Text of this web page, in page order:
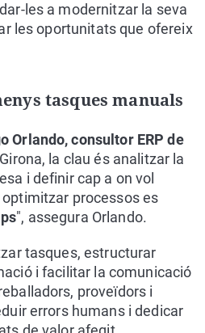
les a modernitzar la seva
les oportunitats que ofereix
tasques manuals
Orlando, consultor ERP de
la clau és analitzar la
i definir cap a on vol
processos es
", assegura Orlando.
tasques, estructurar
i facilitar la comunicació
proveïdors i
errors humans i dedicar